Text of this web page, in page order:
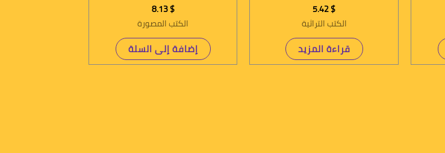
$
الكتب التراثية
قراءة المزيد
$
8.13
الكتب المصورة
إضافة إلى السلة